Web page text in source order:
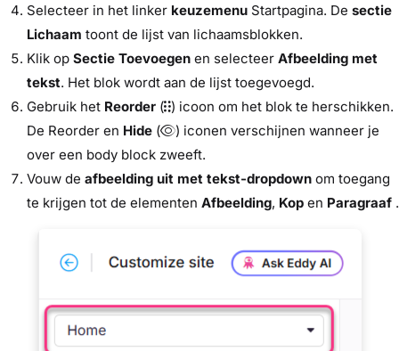
Selecteer in het linker keuzemenu Startpagina. De sectie
Lichaam toont de lijst van lichaamsblokken.
Klik op Sectie Toevoegen en selecteer Afbeelding met
tekst. Het blok wordt aan de lijst toegevoegd.
Gebruik het Reorder ( ) icoon om het blok te herschikken.
De Reorder en Hide (
) iconen verschijnen wanneer je
over een body block zweeft.
Vouw de afbeelding uit met tekst-dropdown om toegang
te krijgen tot de elementen Afbeelding, Kop en Paragraaf .